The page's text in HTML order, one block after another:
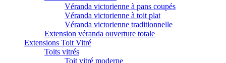
Véranda victorienne à pans coupés
Véranda victorienne à toit plat
Véranda victorienne traditionnelle
Extension véranda ouverture totale
Extensions Toit Vitré
Toits vitrés
Toit vitré moderne